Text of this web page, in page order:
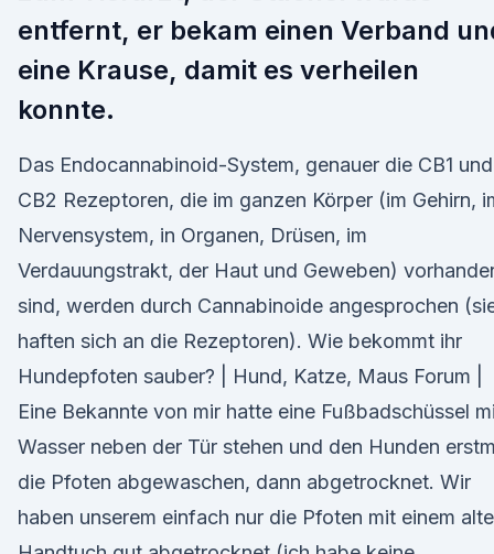
entfernt, er bekam einen Verband
eine Krause, damit es verheilen
konnte.
Das Endocannabinoid-System, genauer die CB1 und
CB2 Rezeptoren, die im ganzen Körper (im Gehirn,
Nervensystem, in Organen, Drüsen, im
Verdauungstrakt, der Haut und Geweben)
sind, werden durch Cannabinoide angesprochen
haften sich an die Rezeptoren). Wie bekommt ihr
Hundepfoten sauber? | Hund, Katze, Maus Forum |
Eine Bekannte von mir hatte eine Fußbadschüssel
Wasser neben der Tür stehen und den Hunden
die Pfoten abgewaschen, dann abgetrocknet. Wir
haben unserem einfach nur die Pfoten mit einem